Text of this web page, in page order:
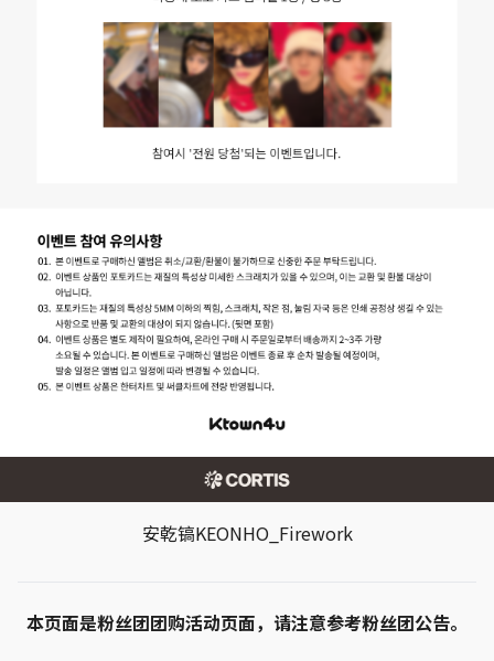
安乾镐KEONHO_Firework
本页面是粉丝团团购活动页面，请注意参考粉丝团公告。